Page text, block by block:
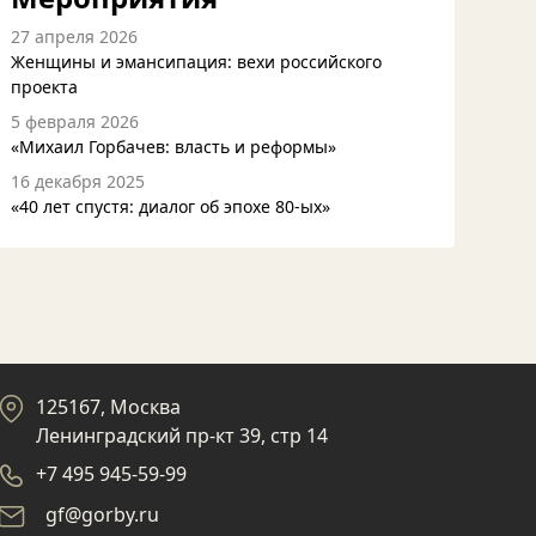
27 апреля 2026
Женщины и эмансипация: вехи российского
проекта
5 февраля 2026
«Михаил Горбачев: власть и реформы»
16 декабря 2025
«40 лет спустя: диалог об эпохе 80-ых»
125167, Москва
Ленинградский пр-кт 39, стр 14
+7 495 945-59-99
gf@gorby.ru